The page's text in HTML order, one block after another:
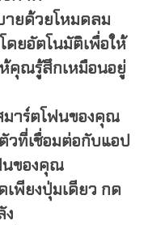
ยด้วยโหมดลม
ดยอัตโนมัติเพื่อให้
คุณรู้สึกเหมือนอยู่
มาร์ตโฟนของคุณ
วที่เชื่อมต่อกับแอป
นของคุณ
เพียงปุ่มเดียว กด
ง